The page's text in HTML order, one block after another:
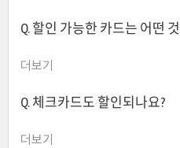
Q. 할인 가능한 카드는 어떤
더보기
Q. 체크카드도 할인되나요?
더보기